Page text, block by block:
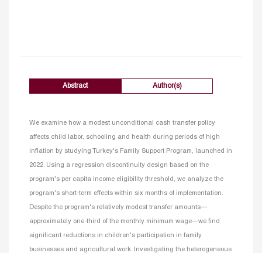
Abstract Author(s)
We examine how a modest unconditional cash transfer policy
affects child labor, schooling and health during periods of high
inflation by studying Turkey's Family Support Program, launched in
2022. Using a regression discontinuity design based on the
program's per capita income eligibility threshold, we analyze the
program's short-term effects within six months of implementation.
Despite the program's relatively modest transfer amounts—
approximately one-third of the monthly minimum wage—we find
significant reductions in children's participation in family
businesses and agricultural work. Investigating the heterogeneous